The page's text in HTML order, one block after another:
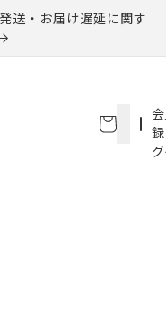
送・お届け遅延に関す
ー